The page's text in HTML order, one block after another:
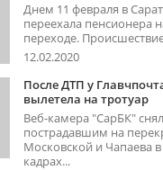
Днем 11 февраля в
переехала пенсионера
переходе.
12.02.2020
После ДТП у
вылетела на тротуар
Веб-камера "СарБК"
пострадавшим на
Московской и Чапаева
кадрах...